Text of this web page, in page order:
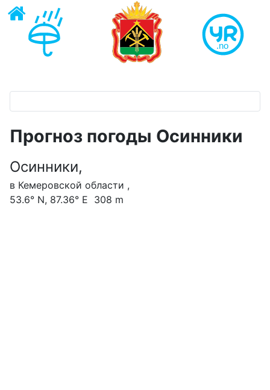
Прогноз погоды Осинники
Осинники,
в Кемеровской области ,
53.6° N, 87.36° E 308 m